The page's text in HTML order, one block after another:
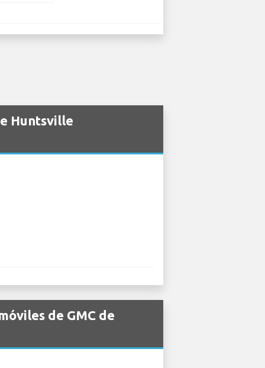
Huntsville
de GMC de